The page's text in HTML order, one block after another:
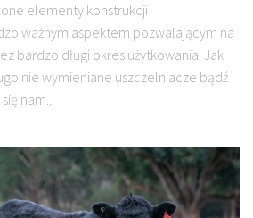
elementy konstrukcji
ważnym aspektem pozwalającym na
bardzo długi okres użytkowania. Jak
nie wymieniane uszczelniacze bądź
nam...